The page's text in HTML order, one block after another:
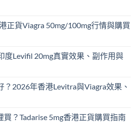
正貨Viagra 50mg/100mg行情與購買
度Levifil 20mg真實效果、副作用與
？2026年香港Levitra與Viagra效果、
？Tadarise 5mg香港正貨購買指南